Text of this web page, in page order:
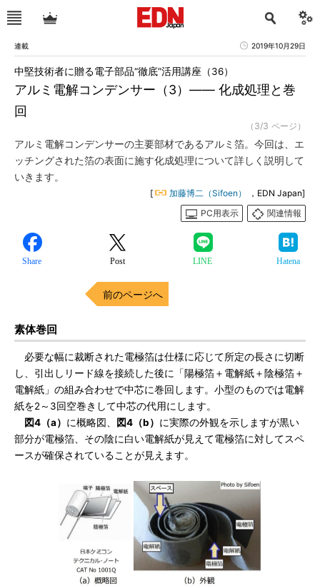
連載 2019年10月29日
アルミ電解コンデンサー（3）―― 化成処理と巻
回
中堅技術者に贈る電子部品“徹底”活用講座（36）
（3/3 ページ）
アルミ電解コンデンサーの主要部材であるアルミ箔。今回は、エ
ッチングされた箔の表面に施す化成処理について詳しく説明して
いきます。
[ 加藤博二（Sifoen）
，EDN Japan]
PC用表示
関連情報
Share Post LINE Hatena
前のページへ
素体巻回
必要な幅に裁断された電極箔は仕様に応じて所定の長さに切断
し、引出しリード線を接続した後に「陽極箔＋電解紙＋陰極箔＋
電解紙」の組み合わせで中芯に巻回します。小型のものでは電解
紙を2～3回空巻きして中芯の代用にします。
図4（a） に概略図、 図4（b） に実際の外観を示しますが黒い
部分が電極箔、その陰に白い電解紙が見えて電極箔に対してスペ
ースが確保されていることが見えます。